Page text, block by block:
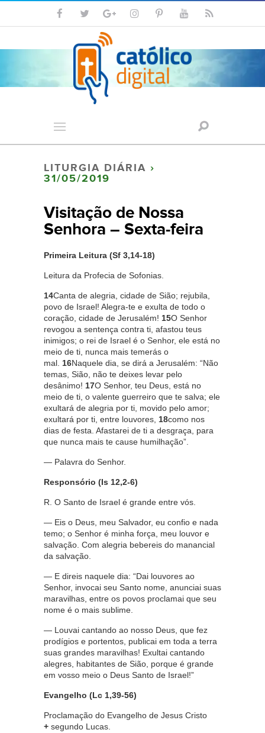
LITURGIA DIÁRIA ›
31/05/2019
Visitação de Nossa
Senhora – Sexta-feira
Primeira Leitura (Sf 3,14-18)
Leitura da Profecia de Sofonias.
14Canta de alegria, cidade de Sião; rejubila,
povo de Israel! Alegra-te e exulta de todo o
coração, cidade de Jerusalém! 15O Senhor
revogou a sentença contra ti, afastou teus
inimigos; o rei de Israel é o Senhor, ele está no
meio de ti, nunca mais temerás o
mal. 16Naquele dia, se dirá a Jerusalém: “Não
temas, Sião, não te deixes levar pelo
desânimo! 17O Senhor, teu Deus, está no
meio de ti, o valente guerreiro que te salva; ele
exultará de alegria por ti, movido pelo amor;
exultará por ti, entre louvores, 18como nos
dias de festa. Afastarei de ti a desgraça, para
que nunca mais te cause humilhação”.
— Palavra do Senhor.
Responsório (Is 12,2-6)
R. O Santo de Israel é grande entre vós.
— Eis o Deus, meu Salvador, eu confio e nada
temo; o Senhor é minha força, meu louvor e
salvação. Com alegria bebereis do manancial
da salvação.
— E direis naquele dia: “Dai louvores ao
Senhor, invocai seu Santo nome, anunciai suas
maravilhas, entre os povos proclamai que seu
nome é o mais sublime.
— Louvai cantando ao nosso Deus, que fez
prodígios e portentos, publicai em toda a terra
suas grandes maravilhas! Exultai cantando
alegres, habitantes de Sião, porque é grande
em vosso meio o Deus Santo de Israel!”
Evangelho (Lc 1,39-56)
Proclamação do Evangelho de Jesus Cristo
+ segundo Lucas.